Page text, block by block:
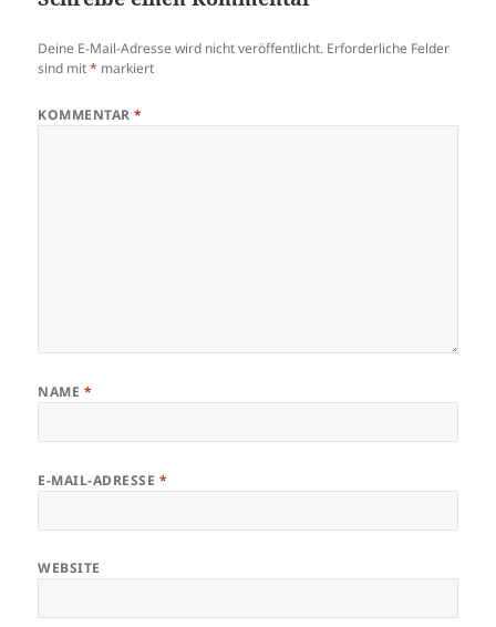
Deine E-Mail-Adresse wird nicht veröffentlicht. Erforderliche Felder
sind mit* markiert
KOMMENTAR*
NAME *
E-MAIL-ADRESSE *
WEBSITE